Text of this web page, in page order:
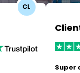
CL
Super